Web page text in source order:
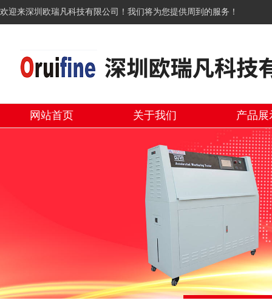
欢迎来深圳欧瑞凡科技有限公司！我们将为您提供周到的服务！
网站首页 关于我们 产品展